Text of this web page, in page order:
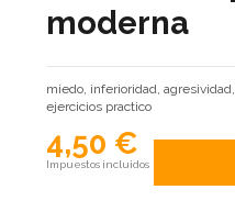
moderna
miedo, inferioridad,
ejercicios practico
4,50 €
Impuestos incluidos